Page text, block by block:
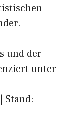
und der
unter
Stand: